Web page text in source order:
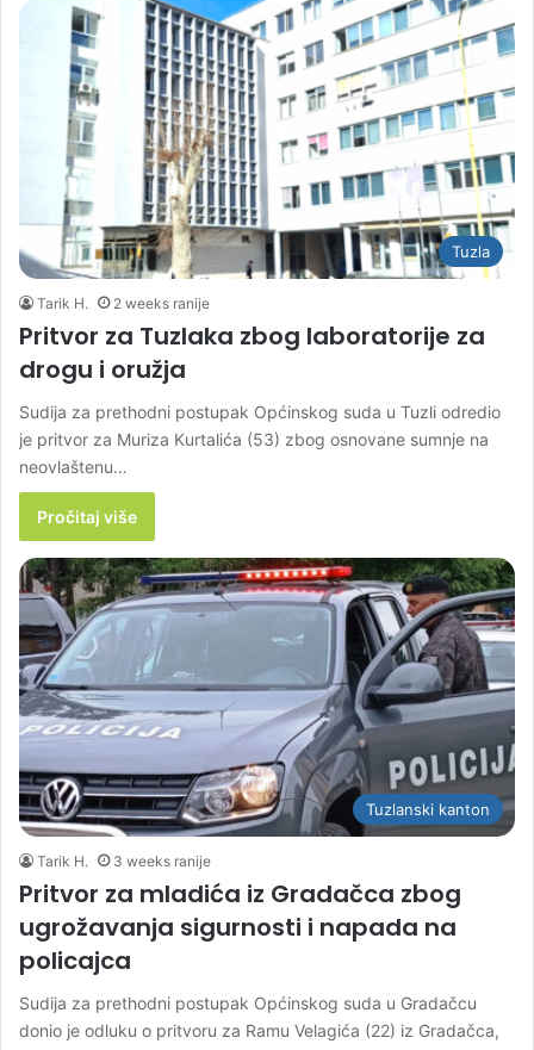
Tuzla
Tarik H. 2 weeks ranije
Pritvor za Tuzlaka zbog laboratorije za
drogu i oružja
Sudija za prethodni postupak Općinskog suda u Tuzli odredio
je pritvor za Muriza Kurtalića (53) zbog osnovane sumnje na
neovlaštenu…
Pročitaj više
Tuzlanski kanton
Tarik H. 3 weeks ranije
Pritvor za mladića iz Gradačca zbog
ugrožavanja sigurnosti i napada na
policajca
Sudija za prethodni postupak Općinskog suda u Gradačcu
donio je odluku o pritvoru za Ramu Velagića (22) iz Gradačca,